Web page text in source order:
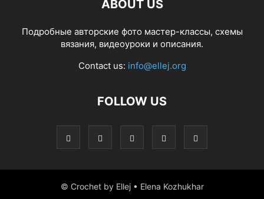
ABOUT US
Подробные авторские фото мастер-классы, схемы
вязания, видеоуроки и описания.
Contact us: info@ellej.org
FOLLOW US
© Crochet by Ellej • Elena Kozhukhar